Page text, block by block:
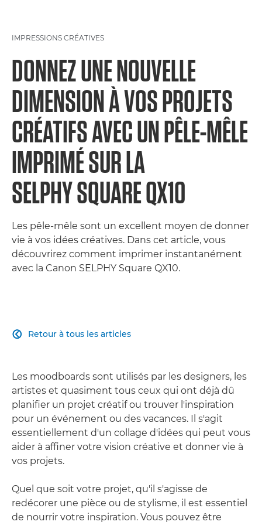
IMPRESSIONS CRÉATIVES
DONNEZ UNE NOUVELLE
DIMENSION À VOS PROJETS
CRÉATIFS AVEC UN PÊLE-MÊLE
IMPRIMÉ SUR LA
SELPHY SQUARE QX10
Les pêle-mêle sont un excellent moyen de donner
vie à vos idées créatives. Dans cet article, vous
découvrirez comment imprimer instantanément
avec la Canon SELPHY Square QX10.
Retour à tous les articles

Les moodboards sont utilisés par les designers, les
artistes et quasiment tous ceux qui ont déjà dû
planifier un projet créatif ou trouver l'inspiration
pour un événement ou des vacances. Il s'agit
essentiellement d'un collage d'idées qui peut vous
aider à affiner votre vision créative et donner vie à
vos projets.
Quel que soit votre projet, qu'il s'agisse de
redécorer une pièce ou de stylisme, il est essentiel
de nourrir votre inspiration. Vous pouvez être